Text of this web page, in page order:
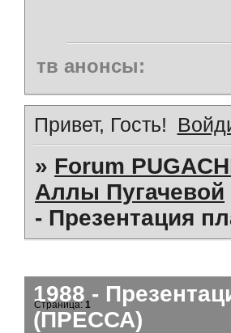
тв анонсы:
Привет, Гость!
» Forum
Аллы Пугачевой
- Презентация
1988 -
(ПРЕССА)
Страница:1